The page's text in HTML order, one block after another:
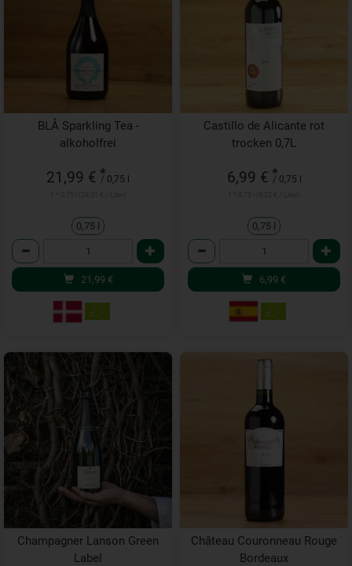
BLÅ Sparkling Tea -
alkoholfrei
21,99 € *
/ 0,75 l
0,75 l
Anzahl
21,99 €
Castillo de Alicante rot
trocken 0,7L
6,99 € *
/ 0,75 l
0,75 l
Anzahl
6,99 €
Champagner Lanson Green
Label
Château Couronneau Rouge
Bordeaux